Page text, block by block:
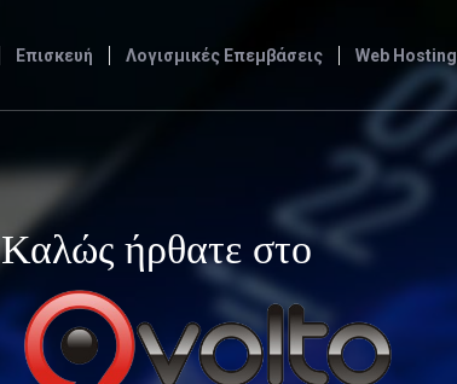
Επισκευή Λογισμικές Επεμβάσεις Web Hosting
Καλώς ήρθατε στο